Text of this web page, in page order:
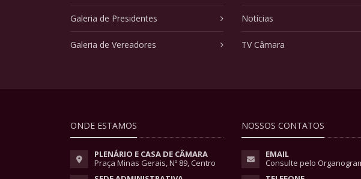
Galeria de Presidentes
Galeria de Vereadores
Notícias
TV Câmara
ONDE ESTAMOS
PLENÁRIO E CASA DE CÂMARA
Praça Minas Gerais, Nº 89, Centro
NOSSOS CONTATOS
EMAIL
Consulte pelo